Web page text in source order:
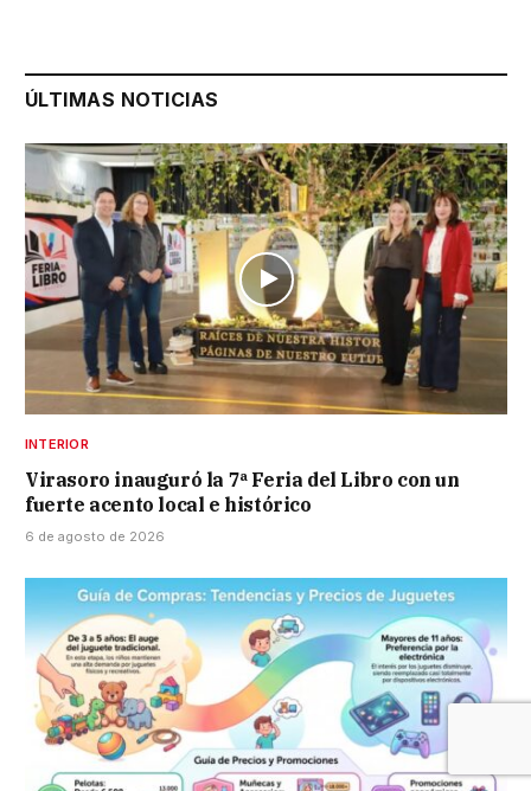
ÚLTIMAS NOTICIAS
INTERIOR
Virasoro inauguró la 7ª Feria del Libro con un
fuerte acento local e histórico
6 de agosto de 2026